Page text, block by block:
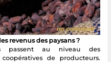
revenus des paysans ?
passent au niveau des
de producteurs.